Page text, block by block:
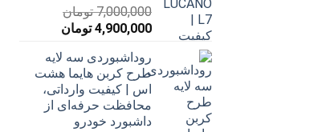
7,000,000 تومان
قیمت
7,000,000 تومان
بود.
4,900,000 تومان
است.
روداشبوردی سه‌ لایه
طرح کربن هایما هشت
اس | کیفیت وارداتی،
محافظت حرفه‌ای از
داشبورد خودرو